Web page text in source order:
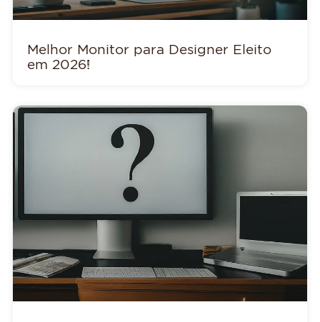
Melhor Monitor para Designer Eleito
em 2026!